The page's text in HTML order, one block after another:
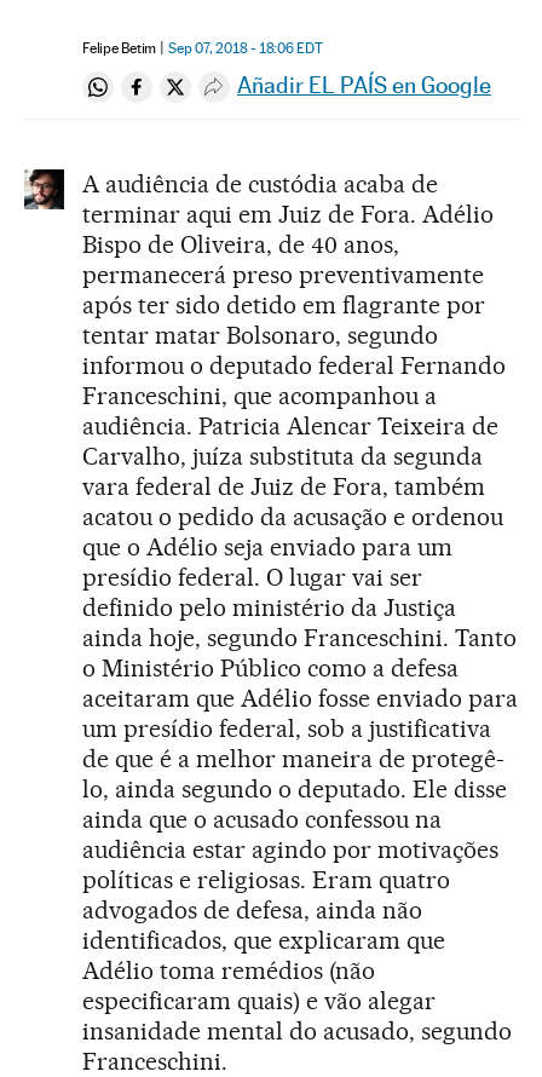
Felipe Betim Sep 07, 2018 - 18:06 EDT
Compartir en Whatsapp
Compartir en Facebook
Compartir en Twitter
Desplegar Redes Sociales
Añadir EL PAÍS en Google
A audiência de custódia acaba de
terminar aqui em Juiz de Fora. Adélio
Bispo de Oliveira, de 40 anos,
permanecerá preso preventivamente
após ter sido detido em flagrante por
tentar matar Bolsonaro, segundo
informou o deputado federal Fernando
Franceschini, que acompanhou a
audiência. Patricia Alencar Teixeira de
Carvalho, juíza substituta da segunda
vara federal de Juiz de Fora, também
acatou o pedido da acusação e ordenou
que o Adélio seja enviado para um
presídio federal. O lugar vai ser
definido pelo ministério da Justiça
ainda hoje, segundo Franceschini. Tanto
o Ministério Público como a defesa
aceitaram que Adélio fosse enviado para
um presídio federal, sob a justificativa
de que é a melhor maneira de protegê-
lo, ainda segundo o deputado. Ele disse
ainda que o acusado confessou na
audiência estar agindo por motivações
políticas e religiosas. Eram quatro
advogados de defesa, ainda não
identificados, que explicaram que
Adélio toma remédios (não
especificaram quais) e vão alegar
insanidade mental do acusado, segundo
Franceschini.